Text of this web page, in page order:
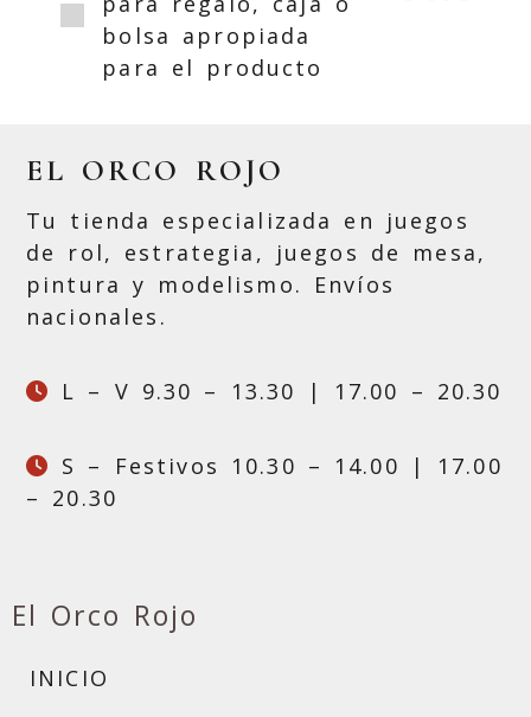
bolsa apropiada
para el producto
EL ORCO ROJO
Tu tienda especializada en juegos
de rol, estrategia, juegos de mesa,
pintura y modelismo. Envíos
nacionales.
L – V 9.30 – 13.30 | 17.00 – 20.30
S – Festivos 10.30 – 14.00 | 17.00
– 20.30
El Orco Rojo
INICIO